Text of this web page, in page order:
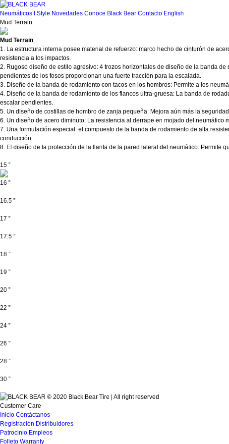
Neumáticos I Style Novedades Conoce Black Bear Contacto English
Mud Terrain
Mud Terrain
1. La estructura interna posee material de refuerzo: marco hecho de cinturón de
resistencia a los impactos.
2. Rugoso diseño de estilo agresivo: 4 trozos horizontales de diseño de la banda
pendientes de los fosos proporcionan una fuerte tracción para la escalada.
3. Diseño de la banda de rodamiento con tacos en los hombros: Permite a los
4. Diseño de la banda de rodamiento de los flancos ultra-gruesa: La banda de
escalar pendientes.
5. Un diseño de costillas de hombro de zanja pequeña: Mejora aún más la
6. Un diseño de acero diminuto: La resistencia al derrape en mojado del
7. Una formulación especial: el compuesto de la banda de rodamiento de alta
conducción.
8. El diseño de la protección de la llanta de la pared lateral del neumático: Permite
15 ”
16 ”
16.5 ”
17 ”
17.5 ”
18 ”
19 ”
20 ”
22 ”
24 ”
26 ”
28 ”
30 ”
© 2020 Black Bear Tire | All right reserved
Customer Care
Inicio Contáctanos
Registración Distribuidores
Patrocinio Empleos
Folleto Warranty